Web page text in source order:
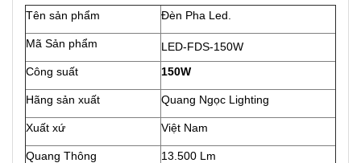
Tên sản phẩm Đèn Pha Led.
Mã Sản phẩm
LED-FDS-150W
Công suất
150W
Hãng sản xuất Quang Ngọc Lighting
Xuất xứ Việt Nam
Quang Thông 13.500 Lm